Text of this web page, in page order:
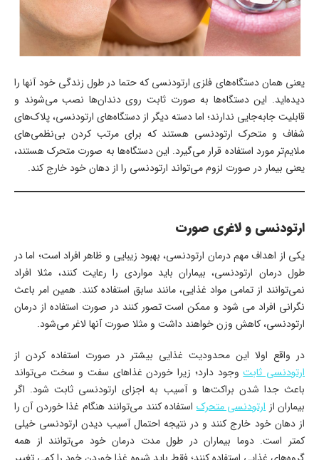
یعنی همان دستگاه‌های فلزی ارتودنسی که حتما در طول زندگی خود آنها را
دیده‌اید. این دستگاه‌ها به صورت ثابت روی دندان‌ها نصب می‌شوند و
قابلیت جابه‌جایی ندارند؛ اما دسته دیگر از دستگاه‌های ارتودنسی، پلاک‌های
شفاف و متحرک ارتودنسی هستند که برای مرتب کردن بی‌نظمی‌های
ملایم‌تر مورد استفاده قرار می‌گیرد. این دستگاه‌ها به صورت متحرک هستند،
یعنی بیمار در صورت لزوم می‌تواند ارتودنسی را از دهان خود خارج کند.
ارتودنسی و لاغری صورت
یکی از اهداف مهم درمان ارتودنسی، بهبود زیبایی و ظاهر افراد است؛ اما در
طول درمان ارتودنسی، بیماران باید مواردی را رعایت کنند، مثلا افراد
نمی‌توانند از تمامی مواد غذایی، مانند سابق استفاده کنند. همین امر باعث
نگرانی افراد می شود و ممکن است تصور کنند در صورت استفاده از درمان
ارتودنسی، کاهش وزن خواهند داشت و مثلا صورت آنها لاغر می‌شود.
در واقع اولا این محدودیت غذایی بیشتر در صورت استفاده کردن از
ارتودنسی ثابتوجود دارد؛ زیرا خوردن غذاهای سفت و سخت می‌تواند
باعث جدا شدن براکت‌ها و آسیب به اجزای ارتودنسی ثابت شود. اگر
بیماران از ارتودنسی متحرکاستفاده کنند می‌توانند هنگام غذا خوردن آن را
از دهان خود خارج کنند و در نتیجه احتمال آسیب دیدن ارتودنسی خیلی
کمتر است. دوما بیماران در طول مدت درمان خود می‌توانند از همه